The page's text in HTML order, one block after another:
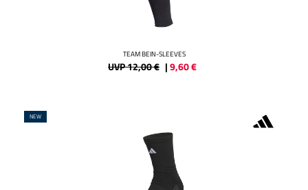
TEAM BEIN-SLEEVES
UVP 12,00 € |9,60€
NEW